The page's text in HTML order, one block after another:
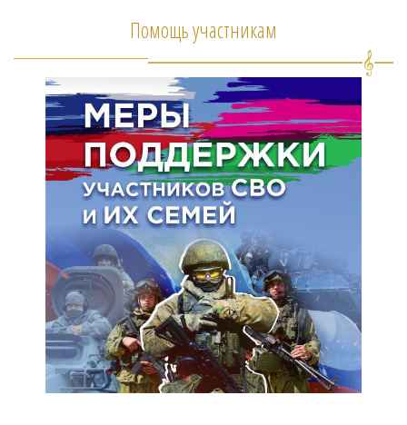
Помощь участникам